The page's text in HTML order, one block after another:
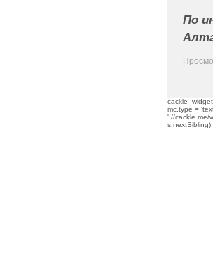
По
mc.type =
'://cackle.me/
s.nextSibling);